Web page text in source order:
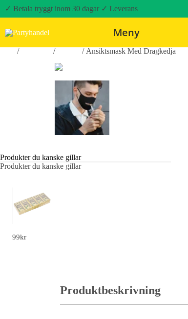
✓ Betala tryggt inom 30 dagar ✓ Leverans
Meny
/ / / Ansiktsmask Med Dragkedja
Produktbeskrivning
Produkter du kanske gillar
Produkter du kanske gillar
99kr